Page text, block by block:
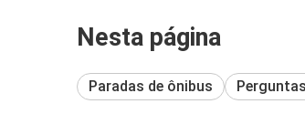
Nesta página
Paradas de ônibus